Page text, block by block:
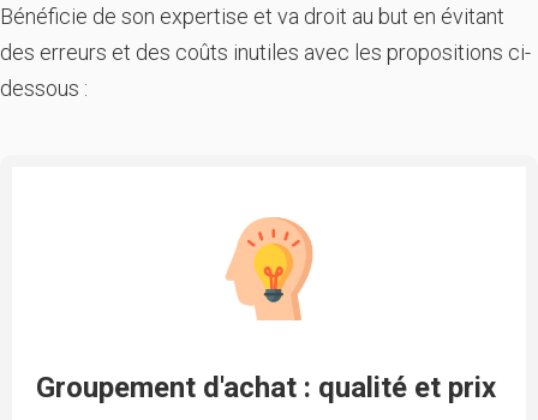
Bénéficie de son expertise et va droit au but en évitant
des erreurs et des coûts inutiles avec les propositions ci-
dessous :
Groupement d'achat : qualité et prix